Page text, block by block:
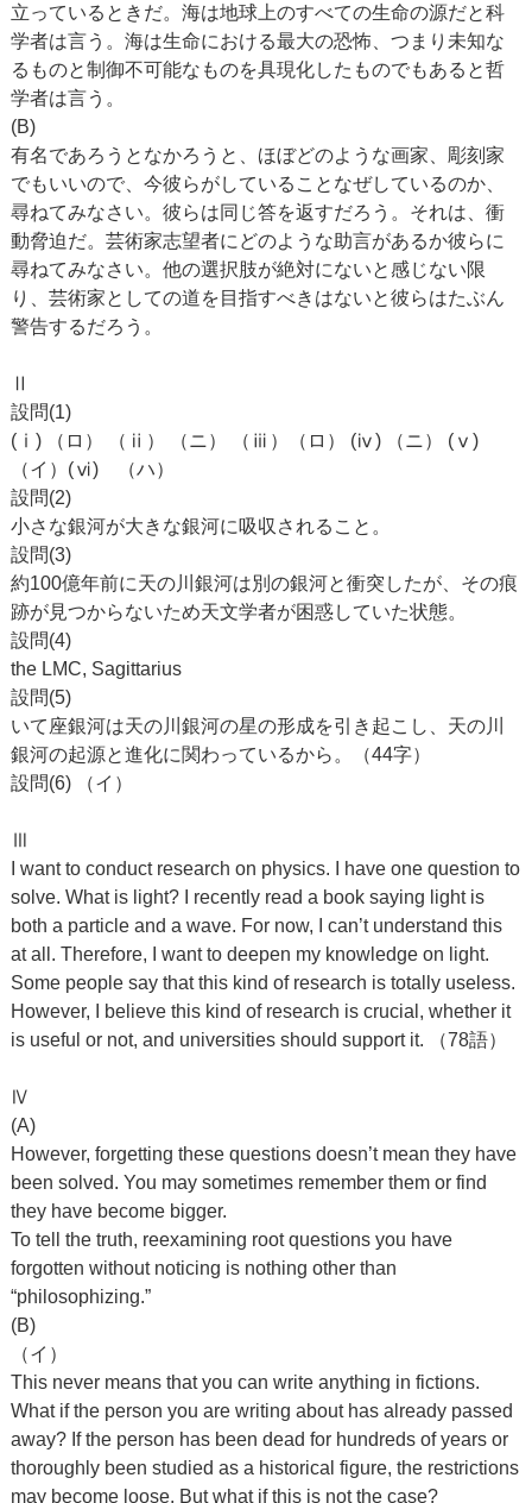
立っているときだ。海は地球上のすべての生命の源だと科
学者は言う。海は生命における最大の恐怖、つまり未知な
るものと制御不可能なものを具現化したものでもあると哲
学者は言う。
(B)
有名であろうとなかろうと、ほぼどのような画家、彫刻家
でもいいので、今彼らがしていることなぜしているのか、
尋ねてみなさい。彼らは同じ答を返すだろう。それは、衝
動脅迫だ。芸術家志望者にどのような助言があるか彼らに
尋ねてみなさい。他の選択肢が絶対にないと感じない限
り、芸術家としての道を目指すべきはないと彼らはたぶん
警告するだろう。
Ⅱ
設問(1)
(ⅰ) （ロ） （ⅱ） （ニ） （ⅲ）（ロ） (ⅳ) （ニ） (ⅴ)
（イ）(ⅵ) （ハ）
設問(2)
小さな銀河が大きな銀河に吸収されること。
設問(3)
約100億年前に天の川銀河は別の銀河と衝突したが、その痕
跡が見つからないため天文学者が困惑していた状態。
設問(4)
the LMC, Sagittarius
設問(5)
いて座銀河は天の川銀河の星の形成を引き起こし、天の川
銀河の起源と進化に関わっているから。（44字）
設問(6) （イ）
Ⅲ
I want to conduct research on physics. I have one question to
solve. What is light? I recently read a book saying light is
both a particle and a wave. For now, I can’t understand this
at all. Therefore, I want to deepen my knowledge on light.
Some people say that this kind of research is totally useless.
However, I believe this kind of research is crucial, whether it
is useful or not, and universities should support it. （78語）
Ⅳ
(A)
However, forgetting these questions doesn’t mean they have
been solved. You may sometimes remember them or find
they have become bigger.
To tell the truth, reexamining root questions you have
forgotten without noticing is nothing other than
“philosophizing.”
(B)
（イ）
This never means that you can write anything in fictions.
What if the person you are writing about has already passed
away? If the person has been dead for hundreds of years or
thoroughly been studied as a historical figure, the restrictions
may become loose. But what if this is not the case?